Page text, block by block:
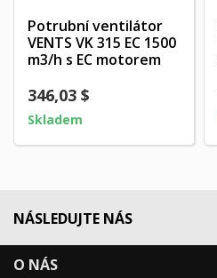
Potrubní ventilátor
VENTS VK 315 EC 1500
m3/h s EC motorem
346,03 $
Skladem
NÁSLEDUJTE NÁS
O NÁS